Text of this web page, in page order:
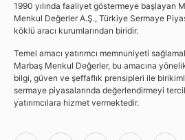
1990 yılında faaliyet göstermeye başlayan
Menkul Değerler A.Ş., Türkiye Sermaye
köklü aracı kurumlarından biridir.
Temel amacı yatırımcı memnuniyeti
Marbaş Menkul Değerler, bu amacına
bilgi, güven ve şeffaflık prensipleri ile
sermaye piyasalarında değerlendirmeyi
yatırımcılara hizmet vermektedir.